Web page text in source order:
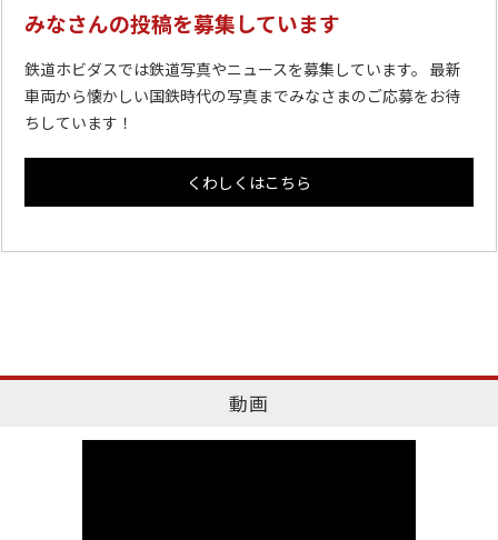
みなさんの投稿を募集しています
鉄道ホビダスでは鉄道写真やニュースを募集しています。 最新
車両から懐かしい国鉄時代の写真までみなさまのご応募をお待
ちしています！
くわしくはこちら
動画